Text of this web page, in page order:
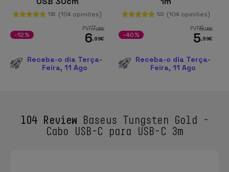
138 (104 opiniões)
PVR7,95€
6,99€
-12%
Receba-o dia Terça-
Feira, 11 Ago
122 (104 opiniões)
PVR9,95€
5,99€
-40%
Receba-o dia Terça-
Feira, 11 Ago
104 Review Baseus Tungsten Gold -
Cabo USB-C para USB-C 3m